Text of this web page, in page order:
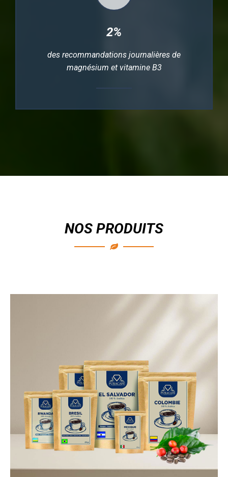
2%
des recommandations journalières de
magnésium et vitamine B3
NOS PRODUITS